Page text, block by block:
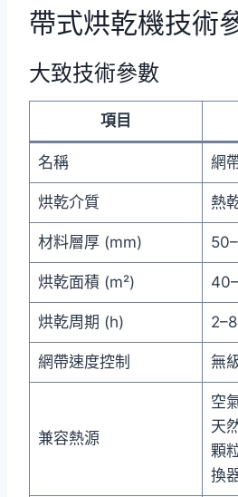
帶式烘乾機技術
大致技術參數
項目
名稱 網
烘乾介質 熱
材料層厚 (mm)
烘乾面積 (m²)
烘乾周期 (h) 2–8
網帶速度控制 無
兼容熱源
空
天
顆
換